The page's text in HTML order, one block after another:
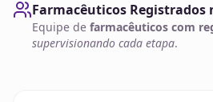
Farmacêuticos Registrados
Equipe de farmacêuticos com
supervisionando cada etapa.